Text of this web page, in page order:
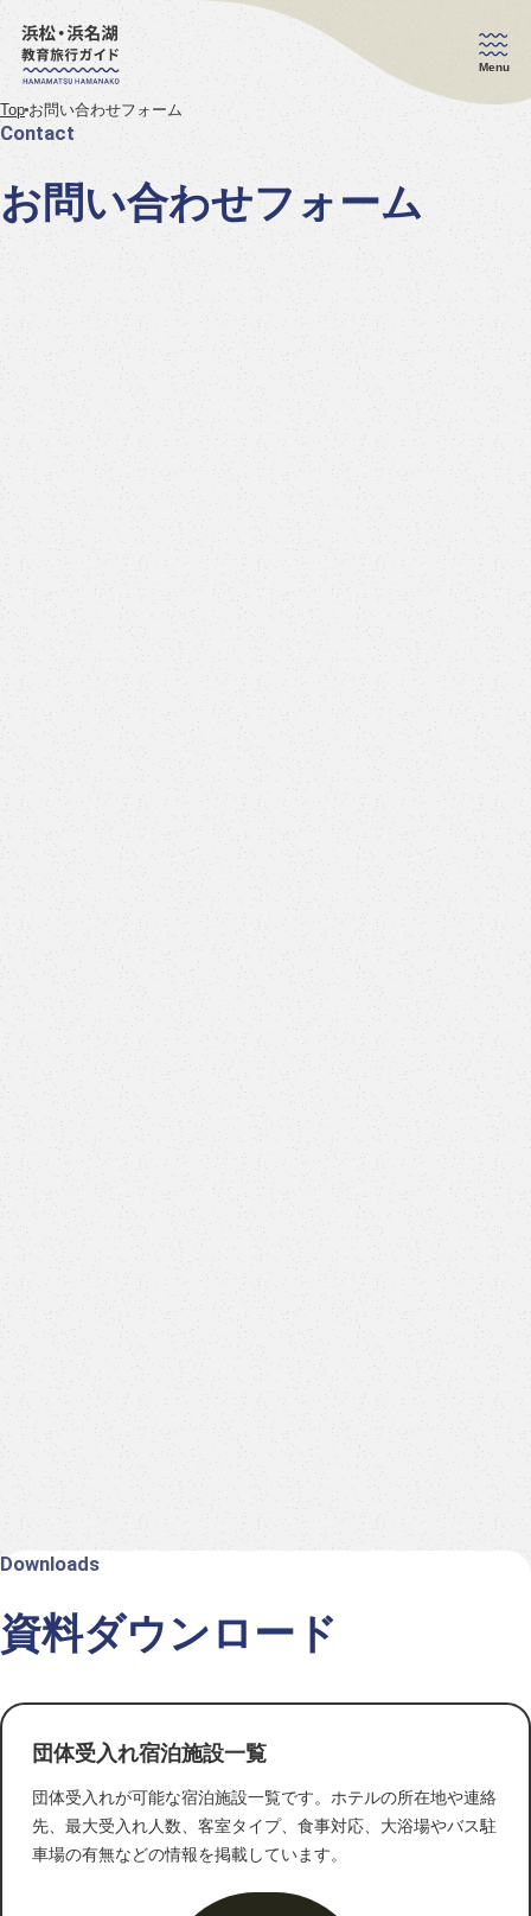
Menu
Top お問い合わせフォーム
Contact
お問い合わせフォーム
Downloads
資料ダウンロード
団体受入れ宿泊施設一覧
団体受入れが可能な宿泊施設一覧です。ホテルの所在地や連絡
先、最大受入れ人数、客室タイプ、食事対応、大浴場やバス駐
車場の有無などの情報を掲載しています。